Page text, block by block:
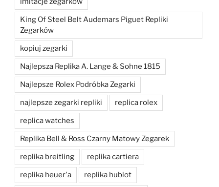
King Of Steel Belt Audemars Piguet Repliki
Zegarków
kopiuj zegarki
Najlepsza Replika A. Lange & Sohne 1815
Najlepsze Rolex Podróbka Zegarki
najlepsze zegarki repliki replica rolex
replica watches
Replika Bell & Ross Czarny Matowy Zegarek
replika breitling replika cartiera
replika heuer'a replika hublot